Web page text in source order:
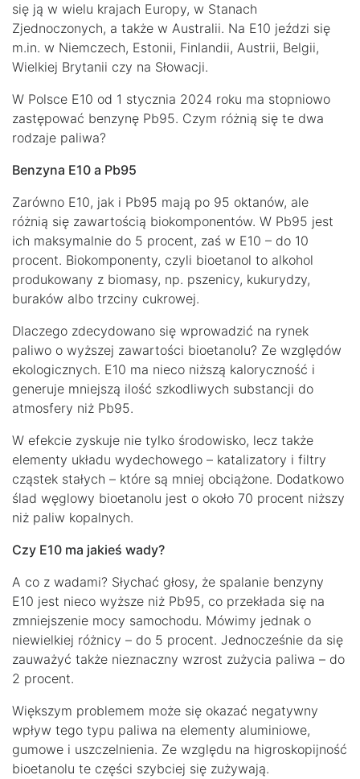
się ją w wielu krajach Europy, w Stanach
Zjednoczonych, a także w Australii. Na E10 jeździ się
m.in. w Niemczech, Estonii, Finlandii, Austrii, Belgii,
Wielkiej Brytanii czy na Słowacji.
W Polsce E10 od 1 stycznia 2024 roku ma stopniowo
zastępować benzynę Pb95. Czym różnią się te dwa
rodzaje paliwa?
Benzyna E10 a Pb95
Zarówno E10, jak i Pb95 mają po 95 oktanów, ale
różnią się zawartością biokomponentów. W Pb95 jest
ich maksymalnie do 5 procent, zaś w E10 – do 10
procent. Biokomponenty, czyli bioetanol to alkohol
produkowany z biomasy, np. pszenicy, kukurydzy,
buraków albo trzciny cukrowej.
Dlaczego zdecydowano się wprowadzić na rynek
paliwo o wyższej zawartości bioetanolu? Ze względów
ekologicznych. E10 ma nieco niższą kaloryczność i
generuje mniejszą ilość szkodliwych substancji do
atmosfery niż Pb95.
W efekcie zyskuje nie tylko środowisko, lecz także
elementy układu wydechowego – katalizatory i filtry
cząstek stałych – które są mniej obciążone. Dodatkowo
ślad węglowy bioetanolu jest o około 70 procent niższy
niż paliw kopalnych.
Czy E10 ma jakieś wady?
A co z wadami? Słychać głosy, że spalanie benzyny
E10 jest nieco wyższe niż Pb95, co przekłada się na
zmniejszenie mocy samochodu. Mówimy jednak o
niewielkiej różnicy – do 5 procent. Jednocześnie da się
zauważyć także nieznaczny wzrost zużycia paliwa – do
2 procent.
Większym problemem może się okazać negatywny
wpływ tego typu paliwa na elementy aluminiowe,
gumowe i uszczelnienia. Ze względu na higroskopijność
bioetanolu te części szybciej się zużywają.